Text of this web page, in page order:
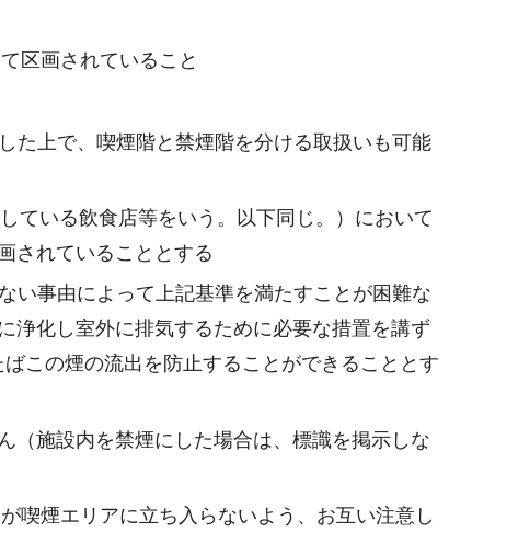
区画されていること
上で、喫煙階と禁煙階を分ける取扱いも可能
いる飲食店等をいう。以下同じ。）において
されていることとする
事由によって上記基準を満たすことが困難な
浄化し室外に排気するために必要な措置を講ず
この煙の流出を防止することができることとす
（施設内を禁煙にした場合は、標識を掲示しな
喫煙エリアに立ち入らないよう、お互い注意し